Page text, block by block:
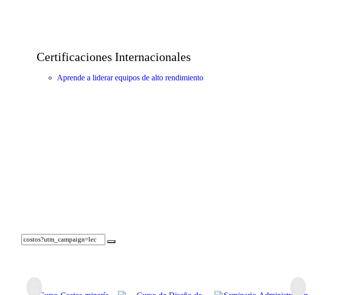
Certificaciones Internacionales
Aprende a liderar equipos de alto rendimiento